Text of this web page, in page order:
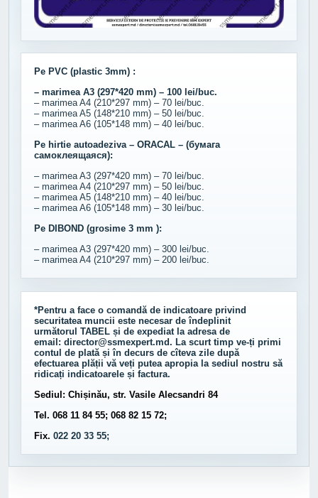
Pe PVC (plastic 3mm) :
– marimea A3 (297*420 mm) – 100 lei/buc.
– marimea A4 (210*297 mm) – 70 lei/buc.
– marimea A5 (148*210 mm) – 50 lei/buc.
– marimea A6 (105*148 mm) – 40 lei/buc.
Pe hirtie autoadeziva – ORACAL – (бумага
самоклеящаяся):
– marimea A3 (297*420 mm) – 70 lei/buc.
– marimea A4 (210*297 mm) – 50 lei/buc.
– marimea A5 (148*210 mm) – 40 lei/buc.
– marimea A6 (105*148 mm) – 30 lei/buc.
Pe DIBOND (grosime 3 mm ):
– marimea A3 (297*420 mm) – 300 lei/buc.
– marimea A4 (210*297 mm) – 200 lei/buc.
*Pentru a face o comandă de indicatoare privind
securitatea muncii este necesar de îndeplinit
următorul TABEL și de expediat la adresa de
email: director@ssmexpert.md. La scurt timp ve-ți primi
contul de plată și în decurs de cîteva zile după
efectuarea plății vă veți putea apropia la sediul nostru să
ridicați indicatoarele și factura.
Sediul: Chișinău, str. Vasile Alecsandri 84
Tel. 068 11 84 55; 068 82 15 72;
Fix. 022 20 33 55;